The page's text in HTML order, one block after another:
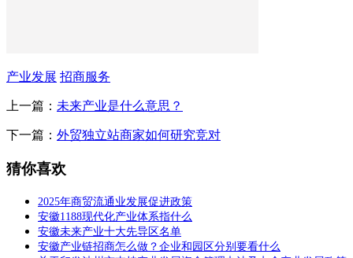
产业发展 招商服务
上一篇： 未来产业是什么意思？
下一篇： 外贸独立站商家如何研究竞对
猜你喜欢
2025年商贸流通业发展促进政策
安徽1188现代化产业体系指什么
安徽未来产业十大先导区名单
安徽产业链招商怎么做？企业和园区分别要看什么